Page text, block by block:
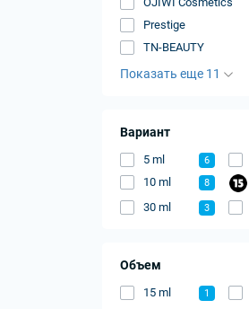
Prestige
TN-BEAUTY
Показать еще 11
Вариант
5 ml 6
10 ml 8
30 ml 3
Объем
15 ml 1